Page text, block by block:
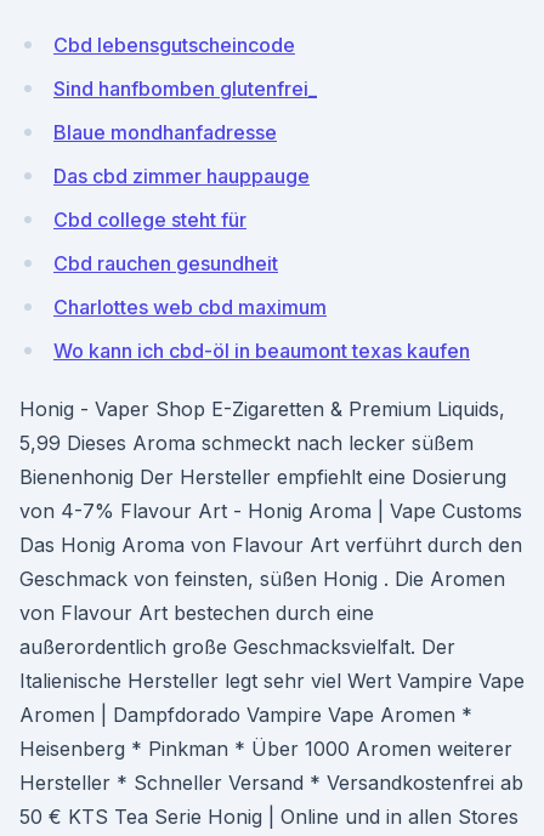
Cbd lebensgutscheincode
Sind hanfbomben glutenfrei_
Blaue mondhanfadresse
Das cbd zimmer hauppauge
Cbd college steht für
Cbd rauchen gesundheit
Charlottes web cbd maximum
Wo kann ich cbd-öl in beaumont texas kaufen
Honig - Vaper Shop E-Zigaretten & Premium Liquids,
5,99 Dieses Aroma schmeckt nach lecker süßem
Bienenhonig Der Hersteller empfiehlt eine Dosierung
von 4-7% Flavour Art - Honig Aroma | Vape Customs
Das Honig Aroma von Flavour Art verführt durch den
Geschmack von feinsten, süßen Honig . Die Aromen
von Flavour Art bestechen durch eine
außerordentlich große Geschmacksvielfalt. Der
Italienische Hersteller legt sehr viel Wert Vampire Vape
Aromen | Dampfdorado Vampire Vape Aromen *
Heisenberg * Pinkman * Über 1000 Aromen weiterer
Hersteller * Schneller Versand * Versandkostenfrei ab
50 € KTS Tea Serie Honig | Online und in allen Stores